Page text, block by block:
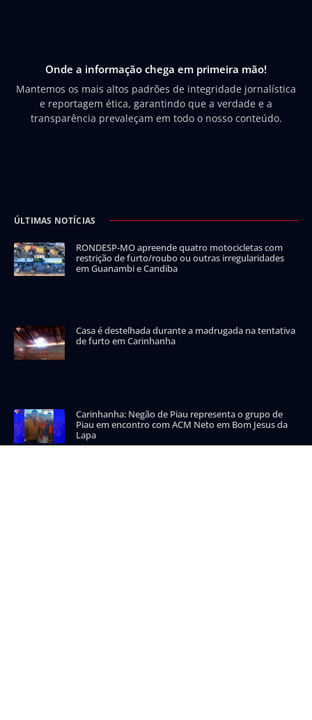
Onde a informação chega em primeira mão!
Mantemos os mais altos padrões de integridade jornalística
e reportagem ética, garantindo que a verdade e a
transparência prevaleçam em todo o nosso conteúdo.
ÚLTIMAS NOTÍCIAS
RONDESP-MO apreende quatro motocicletas com
restrição de furto/roubo ou outras irregularidades
em Guanambi e Candiba
Casa é destelhada durante a madrugada na tentativa
de furto em Carinhanha
Carinhanha: Negão de Piau representa o grupo de
Piau em encontro com ACM Neto em Bom Jesus da
Lapa